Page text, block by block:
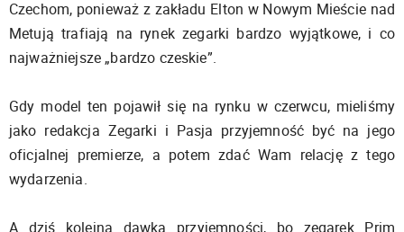
Czechom, ponieważ z zakładu Elton w Nowym Mieście nad
Metują trafiają na rynek zegarki bardzo wyjątkowe, i co
najważniejsze „bardzo czeskie”.
Gdy model ten pojawił się na rynku w czerwcu, mieliśmy
jako redakcja Zegarki i Pasja przyjemność być na jego
oficjalnej premierze, a potem zdać Wam relację z tego
wydarzenia.
A dziś kolejna dawka przyjemności, bo zegarek Prim